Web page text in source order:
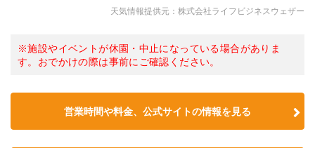
天気情報提供元：株式会社ライフビジネスウェザー
※施設やイベントが休園・中止になっている場合がありま
す。おでかけの際は事前にご確認ください。
営業時間や料金、公式サイトの情報を見る